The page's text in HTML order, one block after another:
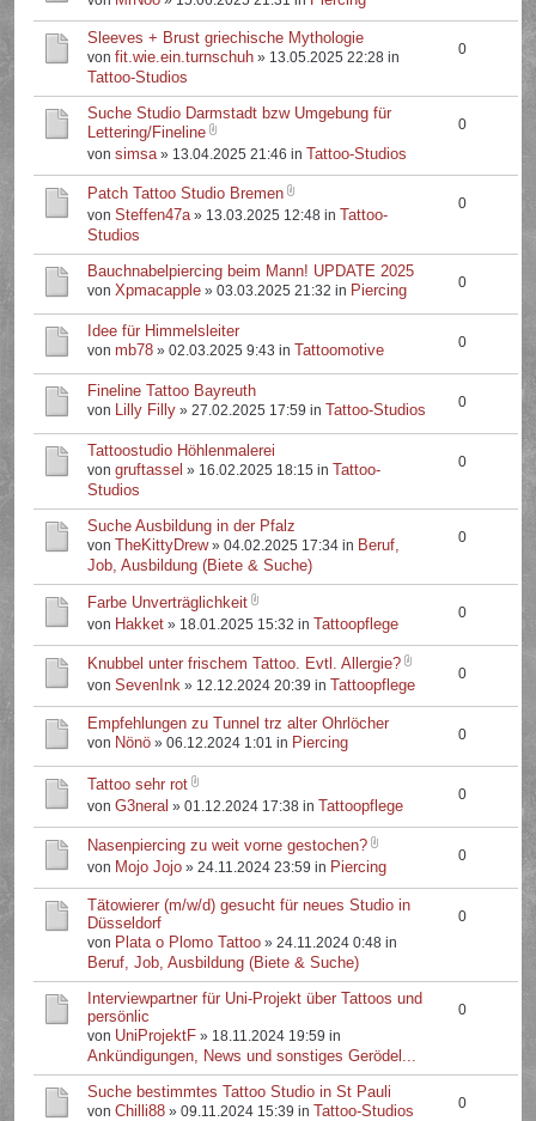
Sleeves + Brust griechische Mythologie
vonfit.wie.ein.turnschuh » 13.05.2025 22:28 in
Tattoo-Studios
0
Suche Studio Darmstadt bzw Umgebung für
Lettering/Fineline
vonsimsa» 13.04.2025 21:46 in Tattoo-Studios
0
Patch Tattoo Studio Bremen
vonSteffen47a» 13.03.2025 12:48 in Tattoo-
Studios
0
Bauchnabelpiercing beim Mann! UPDATE 2025
vonXpmacapple » 03.03.2025 21:32 in Piercing 0
Idee für Himmelsleiter
vonmb78 » 02.03.2025 9:43 in Tattoomotive 0
Fineline Tattoo Bayreuth
von Lilly Filly » 27.02.2025 17:59 in Tattoo-Studios 0
Tattoostudio Höhlenmalerei
vongruftassel » 16.02.2025 18:15 in Tattoo-
Studios
0
Suche Ausbildung in der Pfalz
von TheKittyDrew» 04.02.2025 17:34 in Beruf,
Job, Ausbildung (Biete & Suche)
0
Farbe Unverträglichkeit
von Hakket » 18.01.2025 15:32 in Tattoopflege
0
Knubbel unter frischem Tattoo. Evtl. Allergie?
vonSevenInk » 12.12.2024 20:39 in Tattoopflege
0
Empfehlungen zu Tunnel trz alter Ohrlöcher
von Nönö » 06.12.2024 1:01 in Piercing 0
Tattoo sehr rot
vonG3neral » 01.12.2024 17:38 in Tattoopflege
0
Nasenpiercing zu weit vorne gestochen?
von Mojo Jojo » 24.11.2024 23:59 in Piercing
0
Tätowierer (m/w/d) gesucht für neues Studio in
Düsseldorf
von Plata o Plomo Tattoo » 24.11.2024 0:48 in
Beruf, Job, Ausbildung (Biete & Suche)
0
Interviewpartner für Uni-Projekt über Tattoos und
persönlic
von UniProjektF » 18.11.2024 19:59 in
Ankündigungen, News und sonstiges Gerödel...
0
Suche bestimmtes Tattoo Studio in St Pauli
vonChilli88 » 09.11.2024 15:39 in Tattoo-Studios 0